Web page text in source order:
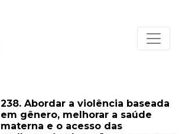
238. Abordar a violência baseada
em gênero, melhorar a saúde
materna e o acesso das